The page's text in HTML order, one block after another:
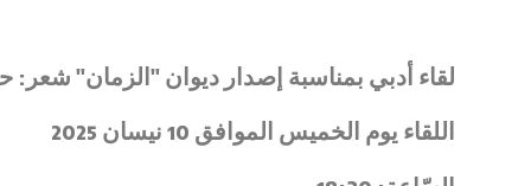
لقاء أدبي بمناسبة إصدار ديوان "الزمان" شعر:
اللقاء يوم الخميس الموافق 10 نيسان 2025